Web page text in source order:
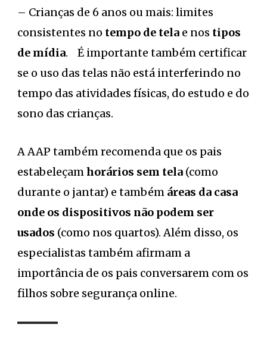
– Crianças de 6 anos ou mais: limites
consistentes no tempo de tela e nos tipos
de mídia. É importante também certificar
se o uso das telas não está interferindo no
tempo das atividades físicas, do estudo e do
sono das crianças.
A AAP também recomenda que os pais
estabeleçamhorários sem tela (como
durante o jantar) e também áreas da casa
onde os dispositivos não podem ser
usados (como nos quartos). Além disso, os
especialistas também afirmam a
importância de os pais conversarem com os
filhos sobre segurança online.